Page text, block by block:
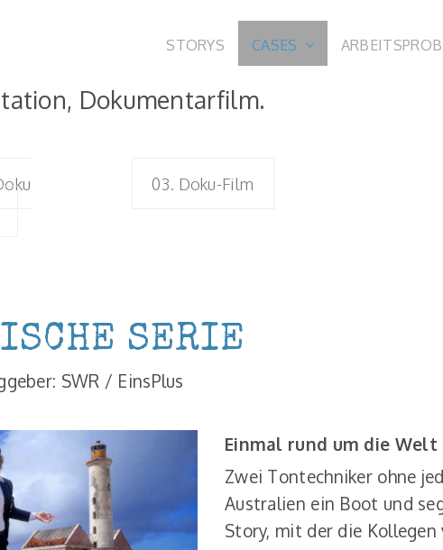
STORYS CASES
Dokumentarfilm.
03. Doku-Film
SERIE
SWR / EinsPlus
Einmal rund um die Welt
Zwei Tontechniker ohne
Australien ein Boot und
Story, mit der die Kollegen